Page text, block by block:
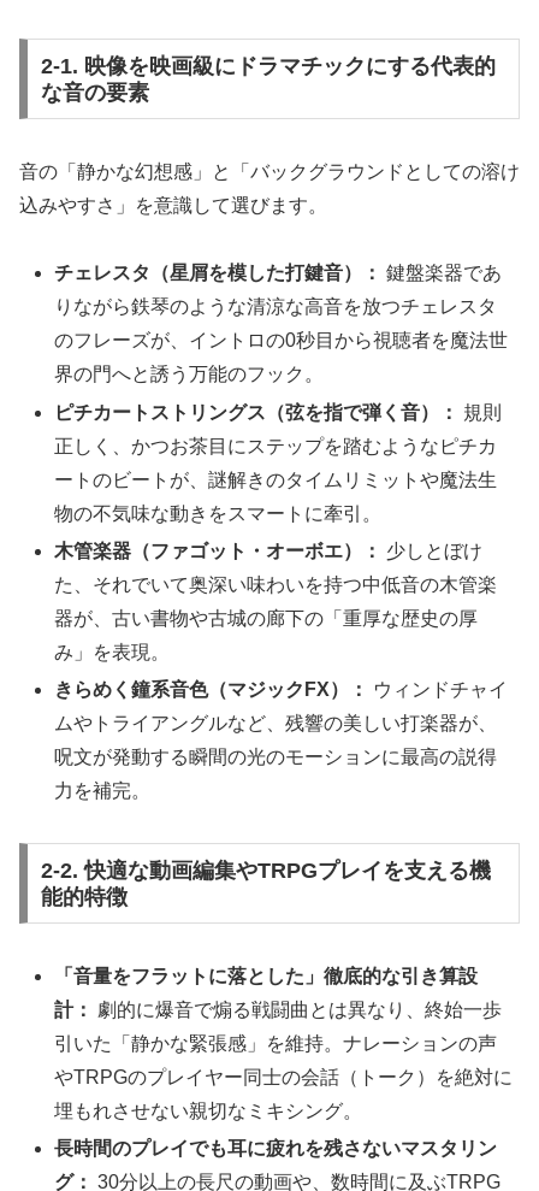
2-1. 映像を映画級にドラマチックにする代表的
な音の要素
音の「静かな幻想感」と「バックグラウンドとしての溶け
込みやすさ」を意識して選びます。
チェレスタ（星屑を模した打鍵音）： 鍵盤楽器であ
りながら鉄琴のような清涼な高音を放つチェレスタ
のフレーズが、イントロの0秒目から視聴者を魔法世
界の門へと誘う万能のフック。
ピチカートストリングス（弦を指で弾く音）：
規則
正しく、かつお茶目にステップを踏むようなピチカ
ートのビートが、謎解きのタイムリミットや魔法生
物の不気味な動きをスマートに牽引。
木管楽器（ファゴット・オーボエ）：
少しとぼけ
た、それでいて奥深い味わいを持つ中低音の木管楽
器が、古い書物や古城の廊下の「重厚な歴史の厚
み」を表現。
きらめく鐘系音色（マジックFX）：
ウィンドチャイ
ムやトライアングルなど、残響の美しい打楽器が、
呪文が発動する瞬間の光のモーションに最高の説得
力を補完。
2-2. 快適な動画編集やTRPGプレイを支える機
能的特徴
「音量をフラットに落とした」徹底的な引き算設
計：
劇的に爆音で煽る戦闘曲とは異なり、終始一歩
引いた「静かな緊張感」を維持。ナレーションの声
やTRPGのプレイヤー同士の会話（トーク）を絶対に
埋もれさせない親切なミキシング。
長時間のプレイでも耳に疲れを残さないマスタリン
グ： 30分以上の長尺の動画や、数時間に及ぶTRPG